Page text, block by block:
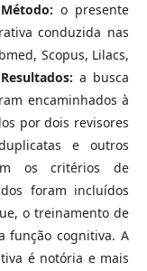
Método: o presente
conduzida nas
Scopus, Lilacs,
Resultados: a busca
encaminhados à
por dois revisores
e outros
os critérios de
foram incluídos
o treinamento de
função cognitiva. A
é notória e mais